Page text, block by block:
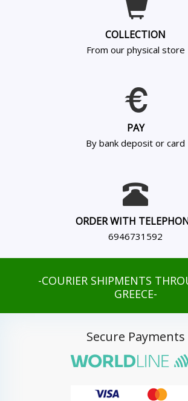
COLLECTION
From our physical store
PAY
By bank deposit or card
ORDER WITH
6946731592
-COURIER SHIPMENTS
GREECE-
Secure Payments